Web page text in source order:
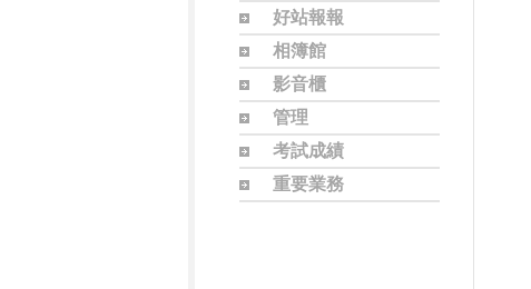
好站報報
相簿館
影音櫃
管理
考試成績
重要業務